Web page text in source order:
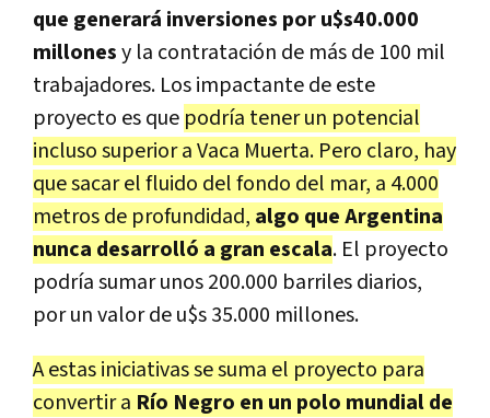
que generará inversiones por u$s40.000
millonesy la contratación de más de 100 mil
trabajadores. Los impactante de este
proyecto es que podría tener un potencial
incluso superior a Vaca Muerta. Pero claro, hay
que sacar el fluido del fondo del mar, a 4.000
metros de profundidad, algo que Argentina
nunca desarrolló a gran escala. El proyecto
podría sumar unos 200.000 barriles diarios,
por un valor de u$s 35.000 millones.
A estas iniciativas se suma el proyecto para
convertir a Río Negro en un polo mundial de